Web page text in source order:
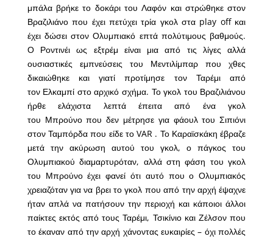
μπάλα βρήκε το δοκάρι του Λαφόν και στρώθηκε στον
Βραζιλιάνο που έχει πετύχει τρία γκολ στα play off και
έχει δώσει στον Ολυμπιακό επτά πολύτιμους βαθμούς.
Ο Ροντινέι ως εξτρέμ είναι μια από τις λίγες αλλά
ουσιαστικές εμπνεύσεις του Μεντιλίμπαρ που χθες
δικαιώθηκε και γιατί προτίμησε τον Ταρέμι από
τον Ελκαμπί στο αρχικό σχήμα. Το γκολ του Βραζιλιάνου
ήρθε ελάχιστα λεπτά έπειτα από ένα γκολ
του Μπρούνο που δεν μέτρησε για φάουλ του Σιπιόνι
στον Ταμπόρδα που είδε το VAR . Το Καραϊσκάκη έβραζε
μετά την ακύρωση αυτού του γκολ, ο πάγκος του
Ολυμπιακού διαμαρτυρόταν, αλλά στη φάση του γκολ
του Μπρούνο έχει φανεί ότι αυτό που ο Ολυμπιακός
χρειαζόταν για να βρει το γκολ που από την αρχή έψαχνε
ήταν απλά να πατήσουν την περιοχή και κάποιοι άλλοι
παίκτες εκτός από τους Ταρέμι, Τσικίνιο και Ζέλσον που
το έκαναν από την αρχή χάνοντας ευκαιρίες – όχι πολλές